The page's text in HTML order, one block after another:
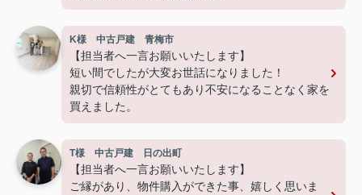
K様 中古戸建 青梅市
【担当者へ一言お願いいたします】
短い間でしたが大変お世話になりました！
親切で信頼性がとてもあり不安になることなく家を
買えました。
T様 中古戸建 日の出町
【担当者へ一言お願いいたします】
ご縁があり、物件購入ができた事、嬉しく思いま